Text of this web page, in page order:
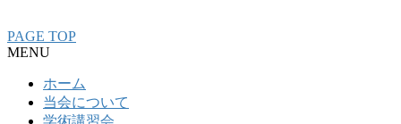
PAGE TOP
MENU
ホーム
当会について